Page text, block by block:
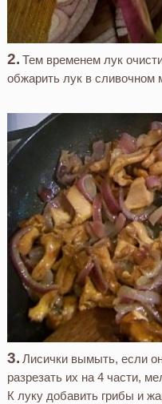
Тем временем лук
обжарить лук в сливочном
Лисички вымыть, если
разрезать их на 4 части,
К луку добавить грибы и